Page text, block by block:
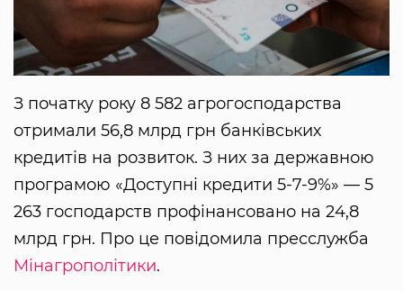
З початку року 8 582 агрогосподарства
отримали 56,8 млрд грн банківських
кредитів на розвиток. З них за державною
програмою «Доступні кредити 5-7-9%» — 5
263 господарств профінансовано на 24,8
млрд грн. Про це повідомила пресслужба
Мінагрополітики.